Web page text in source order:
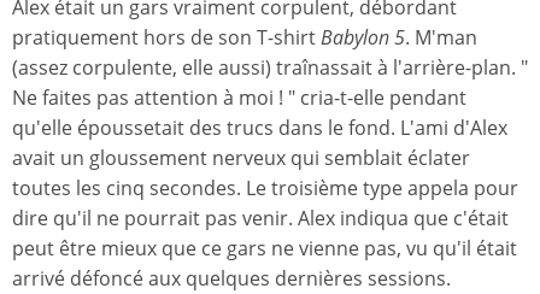
Alex était un gars vraiment corpulent, débordant
pratiquement hors de son T-shirtBabylon 5. M'man
(assez corpulente, elle aussi) traînassait à l'arrière-plan. "
Ne faites pas attention à moi ! " cria-t-elle pendant
qu'elle époussetait des trucs dans le fond. L'ami d'Alex
avait un gloussement nerveux qui semblait éclater
toutes les cinq secondes. Le troisième type appela pour
dire qu'il ne pourrait pas venir. Alex indiqua que c'était
peut être mieux que ce gars ne vienne pas, vu qu'il était
arrivé défoncé aux quelques dernières sessions.